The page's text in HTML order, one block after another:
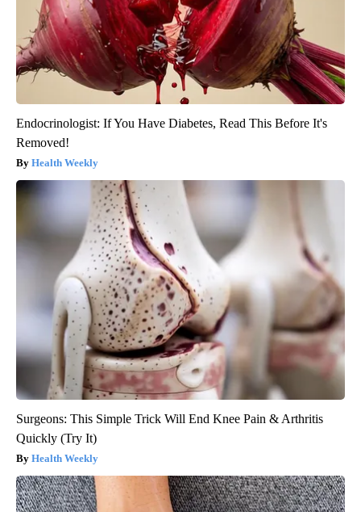
Endocrinologist: If You Have Diabetes, Read This Before It's
Removed!
Health Weekly
Surgeons: This Simple Trick Will End Knee Pain & Arthritis
Quickly (Try It)
Health Weekly